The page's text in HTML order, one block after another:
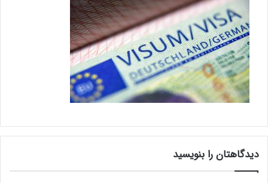
دیدگاهتان را بنویسید